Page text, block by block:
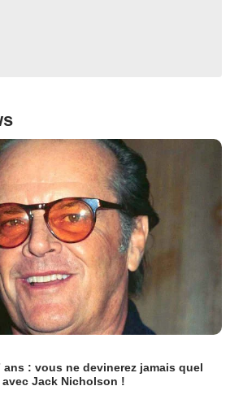
ans : vous ne devinerez jamais quel
Jack Nicholson !